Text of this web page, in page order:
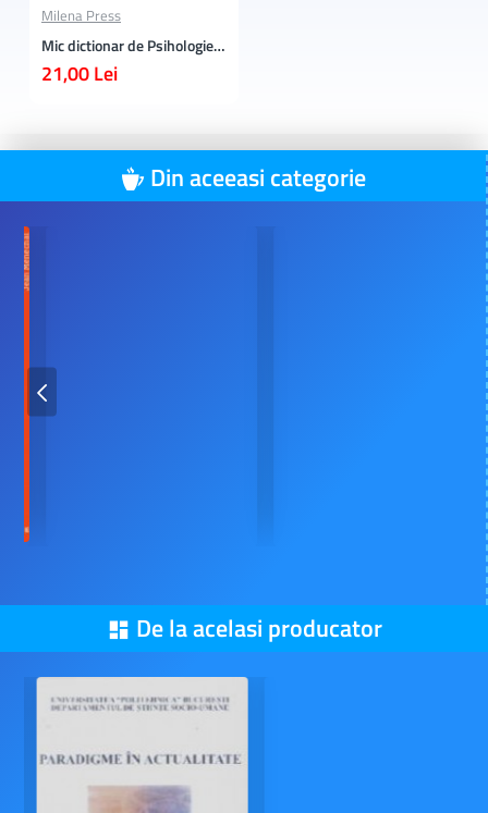
Milena Press
Mic dictionar de Psihologie: Roman - Francez - Portughez - German
21,00 Lei
Din aceeasi categorie
De la acelasi producator